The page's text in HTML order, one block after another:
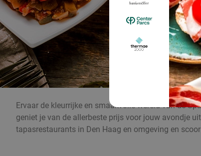
Ervaar de kleurrijke en smaakvolle wereld van de
geniet je van de allerbeste prijs voor jouw avondje
tapasrestaurants in Den Haag en omgeving en